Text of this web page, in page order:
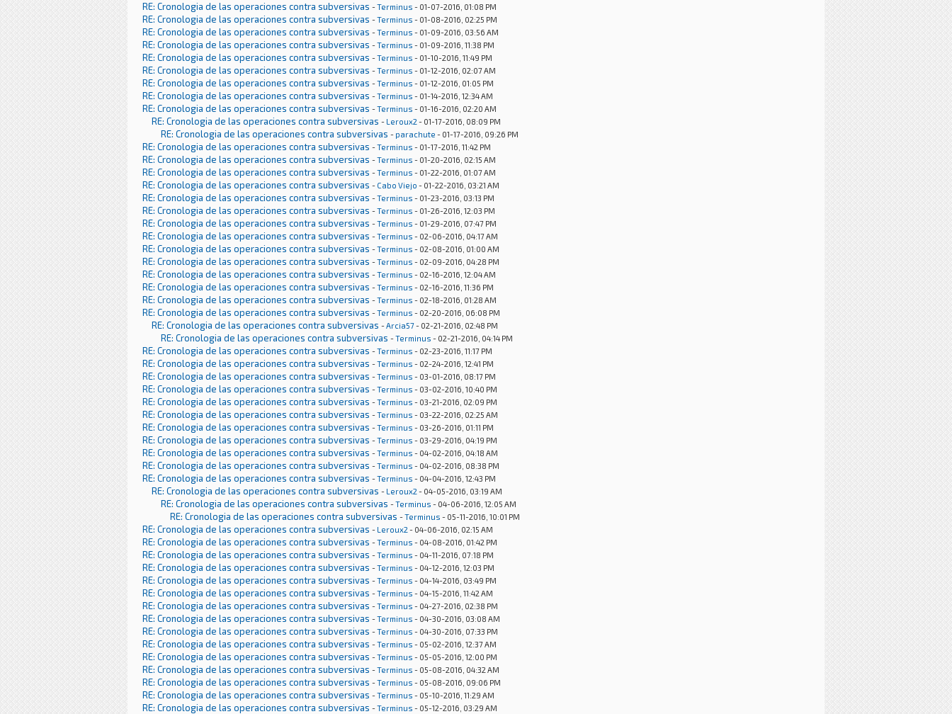
RE: Cronologia de las operaciones contra subversivas -Terminus - 01-07-2016, 01:08 PM
RE: Cronologia de las operaciones contra subversivas -Terminus - 01-08-2016, 02:25 PM
RE: Cronologia de las operaciones contra subversivas -Terminus - 01-09-2016, 03:56 AM
RE: Cronologia de las operaciones contra subversivas -Terminus - 01-09-2016, 11:38 PM
RE: Cronologia de las operaciones contra subversivas -Terminus - 01-10-2016, 11:49 PM
RE: Cronologia de las operaciones contra subversivas -Terminus - 01-12-2016, 02:07 AM
RE: Cronologia de las operaciones contra subversivas -Terminus - 01-12-2016, 01:05 PM
RE: Cronologia de las operaciones contra subversivas -Terminus - 01-14-2016, 12:34 AM
RE: Cronologia de las operaciones contra subversivas -Terminus - 01-16-2016, 02:20 AM
RE: Cronologia de las operaciones contra subversivas - Leroux2 - 01-17-2016, 08:09 PM
RE: Cronologia de las operaciones contra subversivas - parachute - 01-17-2016, 09:26 PM
RE: Cronologia de las operaciones contra subversivas -Terminus - 01-17-2016, 11:42 PM
RE: Cronologia de las operaciones contra subversivas -Terminus - 01-20-2016, 02:15 AM
RE: Cronologia de las operaciones contra subversivas -Terminus - 01-22-2016, 01:07 AM
RE: Cronologia de las operaciones contra subversivas - Cabo Viejo - 01-22-2016, 03:21 AM
RE: Cronologia de las operaciones contra subversivas -Terminus - 01-23-2016, 03:13 PM
RE: Cronologia de las operaciones contra subversivas -Terminus - 01-26-2016, 12:03 PM
RE: Cronologia de las operaciones contra subversivas -Terminus - 01-29-2016, 07:47 PM
RE: Cronologia de las operaciones contra subversivas -Terminus - 02-06-2016, 04:17 AM
RE: Cronologia de las operaciones contra subversivas -Terminus - 02-08-2016, 01:00 AM
RE: Cronologia de las operaciones contra subversivas -Terminus - 02-09-2016, 04:28 PM
RE: Cronologia de las operaciones contra subversivas -Terminus - 02-16-2016, 12:04 AM
RE: Cronologia de las operaciones contra subversivas -Terminus - 02-16-2016, 11:36 PM
RE: Cronologia de las operaciones contra subversivas -Terminus - 02-18-2016, 01:28 AM
RE: Cronologia de las operaciones contra subversivas -Terminus - 02-20-2016, 06:08 PM
RE: Cronologia de las operaciones contra subversivas -Arcia57- 02-21-2016, 02:48 PM
RE: Cronologia de las operaciones contra subversivas -Terminus - 02-21-2016, 04:14 PM
RE: Cronologia de las operaciones contra subversivas -Terminus - 02-23-2016, 11:17 PM
RE: Cronologia de las operaciones contra subversivas -Terminus - 02-24-2016, 12:41 PM
RE: Cronologia de las operaciones contra subversivas -Terminus - 03-01-2016, 08:17 PM
RE: Cronologia de las operaciones contra subversivas -Terminus - 03-02-2016, 10:40 PM
RE: Cronologia de las operaciones contra subversivas -Terminus - 03-21-2016, 02:09 PM
RE: Cronologia de las operaciones contra subversivas -Terminus - 03-22-2016, 02:25 AM
RE: Cronologia de las operaciones contra subversivas -Terminus - 03-26-2016, 01:11 PM
RE: Cronologia de las operaciones contra subversivas -Terminus - 03-29-2016, 04:19 PM
RE: Cronologia de las operaciones contra subversivas -Terminus - 04-02-2016, 04:18 AM
RE: Cronologia de las operaciones contra subversivas -Terminus - 04-02-2016, 08:38 PM
RE: Cronologia de las operaciones contra subversivas -Terminus - 04-04-2016, 12:43 PM
RE: Cronologia de las operaciones contra subversivas - Leroux2 - 04-05-2016, 03:19 AM
RE: Cronologia de las operaciones contra subversivas -Terminus - 04-06-2016, 12:05 AM
RE: Cronologia de las operaciones contra subversivas -Terminus - 05-11-2016, 10:01 PM
RE: Cronologia de las operaciones contra subversivas - Leroux2 - 04-06-2016, 02:15 AM
RE: Cronologia de las operaciones contra subversivas -Terminus - 04-08-2016, 01:42 PM
RE: Cronologia de las operaciones contra subversivas -Terminus - 04-11-2016, 07:18 PM
RE: Cronologia de las operaciones contra subversivas -Terminus - 04-12-2016, 12:03 PM
RE: Cronologia de las operaciones contra subversivas -Terminus - 04-14-2016, 03:49 PM
RE: Cronologia de las operaciones contra subversivas -Terminus - 04-15-2016, 11:42 AM
RE: Cronologia de las operaciones contra subversivas -Terminus - 04-27-2016, 02:38 PM
RE: Cronologia de las operaciones contra subversivas -Terminus - 04-30-2016, 03:08 AM
RE: Cronologia de las operaciones contra subversivas -Terminus - 04-30-2016, 07:33 PM
RE: Cronologia de las operaciones contra subversivas -Terminus - 05-02-2016, 12:37 AM
RE: Cronologia de las operaciones contra subversivas -Terminus - 05-05-2016, 12:00 PM
RE: Cronologia de las operaciones contra subversivas -Terminus - 05-08-2016, 04:32 AM
RE: Cronologia de las operaciones contra subversivas -Terminus - 05-08-2016, 09:06 PM
RE: Cronologia de las operaciones contra subversivas -Terminus - 05-10-2016, 11:29 AM
RE: Cronologia de las operaciones contra subversivas -Terminus - 05-12-2016, 03:29 AM